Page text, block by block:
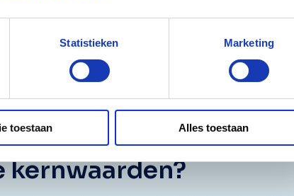
Statistieken Marketing
toestaan Alles toestaan
slag via een werkleertraject en kan je in de
kernwaarden?